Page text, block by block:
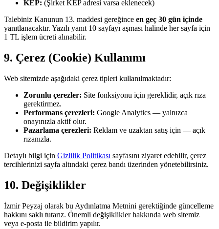
KEP: (Şirket KEP adresi varsa eklenecek)
Talebiniz Kanunun 13. maddesi gereğince en geç 30 gün içinde
yanıtlanacaktır. Yazılı yanıt 10 sayfayı aşması halinde her sayfa için
1 TL işlem ücreti alınabilir.
9. Çerez (Cookie) Kullanımı
Web sitemizde aşağıdaki çerez tipleri kullanılmaktadır:
Zorunlu çerezler: Site fonksiyonu için gereklidir, açık rıza
gerektirmez.
Performans çerezleri: Google Analytics — yalnızca
onayınızla aktif olur.
Pazarlama çerezleri: Reklam ve uzaktan satış için — açık
rızanızla.
Detaylı bilgi için Gizlilik Politikası sayfasını ziyaret edebilir, çerez
tercihlerinizi sayfa altındaki çerez bandı üzerinden yönetebilirsiniz.
10. Değişiklikler
İzmir Peyzaj olarak bu Aydınlatma Metnini gerektiğinde güncelleme
hakkını saklı tutarız. Önemli değişiklikler hakkında web sitemiz
veya e-posta ile bildirim yapılır.